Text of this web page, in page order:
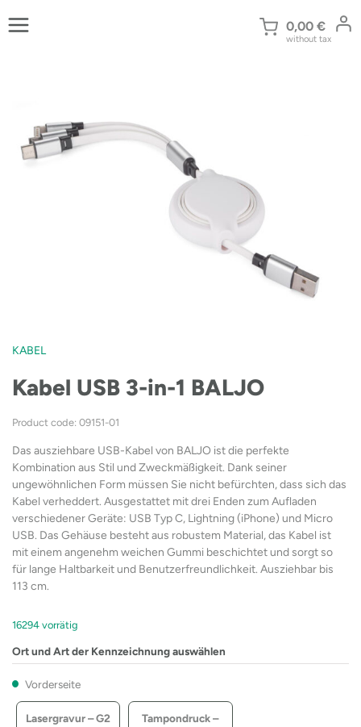
Inhalt
0,00 €
without tax
KABEL
Kabel USB 3-in-1 BALJO
Product code: 09151-01
Das ausziehbare USB-Kabel von BALJO ist die perfekte
Kombination aus Stil und Zweckmäßigkeit. Dank seiner
ungewöhnlichen Form müssen Sie nicht befürchten, dass sich das
Kabel verheddert. Ausgestattet mit drei Enden zum Aufladen
verschiedener Geräte: USB Typ C, Lightning (iPhone) und Micro
USB. Das Gehäuse besteht aus robustem Material, das Kabel ist
mit einem angenehm weichen Gummi beschichtet und sorgt so
für lange Haltbarkeit und Benutzerfreundlichkeit. Ausziehbar bis
113 cm.
16294 vorrätig
Ort und Art der Kennzeichnung auswählen
Vorderseite
Lasergravur – G2
Tampondruck –